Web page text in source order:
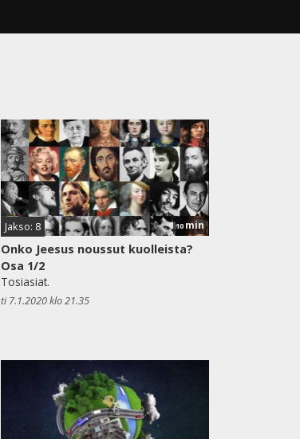
Jakso: 8 10 min
Onko Jeesus noussut kuolleista?
Osa 1/2
Tosiasiat.
ti 7.1.2020 klo 21.35